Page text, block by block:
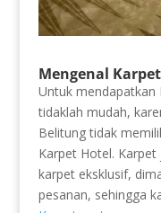
Mengenal
Untuk mendapatkan
tidaklah mudah,
Belitung tidak
Karpet Hotel.
karpet eksklusif,
pesanan, sehingga